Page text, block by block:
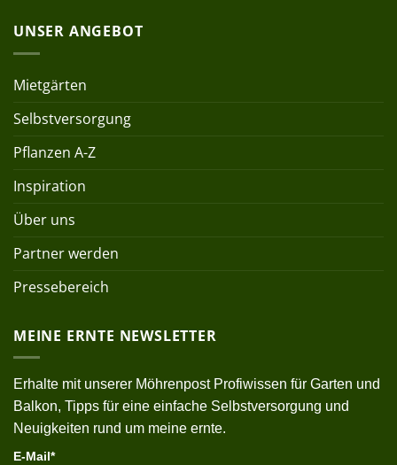
UNSER ANGEBOT
Mietgärten
Selbstversorgung
Pflanzen A-Z
Inspiration
Über uns
Partner werden
Pressebereich
MEINE ERNTE NEWSLETTER
Erhalte mit unserer Möhrenpost Profiwissen für Garten und
Balkon, Tipps für eine einfache Selbstversorgung und
Neuigkeiten rund um meine ernte.
E-Mail*